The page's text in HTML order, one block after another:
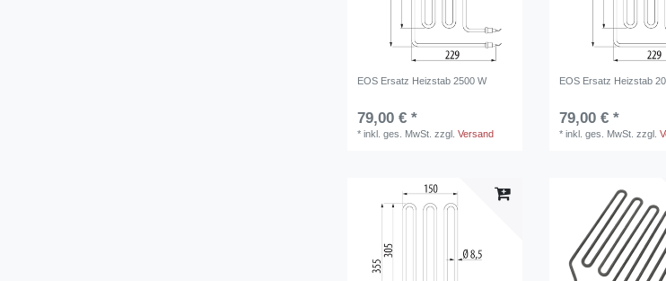
EOS Ersatz Heizstab 2500 W
79,00 € *
*inkl. ges. MwSt. zzgl.Versand
EOS Ersatz Heizstab
79,00 € *
*inkl. ges. MwSt. zzgl.